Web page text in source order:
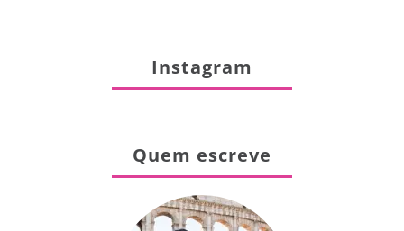
Instagram
Quem escreve